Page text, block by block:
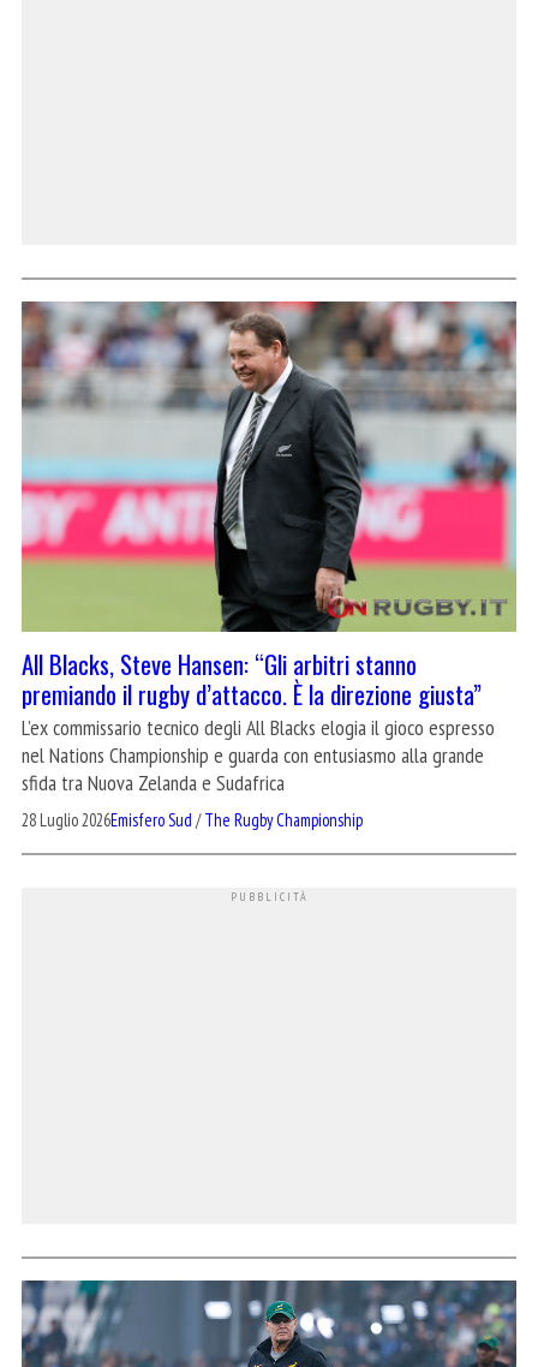
All Blacks, Steve Hansen: “Gli arbitri stanno
premiando il rugby d’attacco. È la direzione giusta”
L’ex commissario tecnico degli All Blacks elogia il gioco espresso
nel Nations Championship e guarda con entusiasmo alla grande
sfida tra Nuova Zelanda e Sudafrica
28 Luglio 2026Emisfero Sud /The Rugby Championship